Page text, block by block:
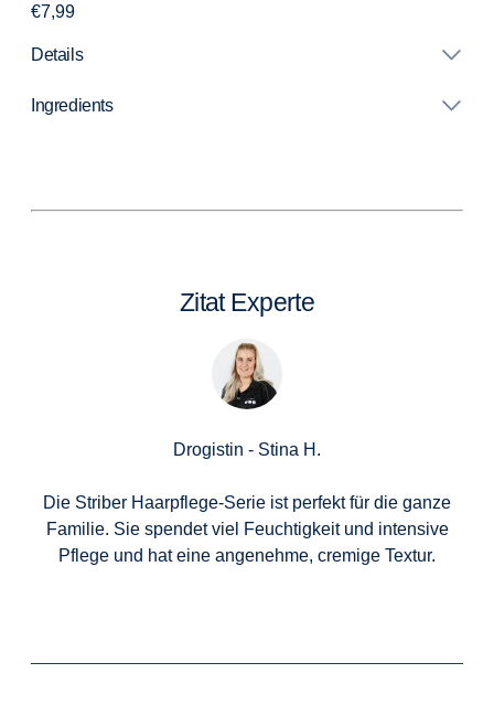
€7,99
Regular
Details
Ingredients
product
Zitat Experte
Drogistin - Stina H.
Die Striber Haarpflege-Serie ist perfekt für die ganze
Familie. Sie spendet viel Feuchtigkeit und intensive
Pflege und hat eine angenehme, cremige Textur.